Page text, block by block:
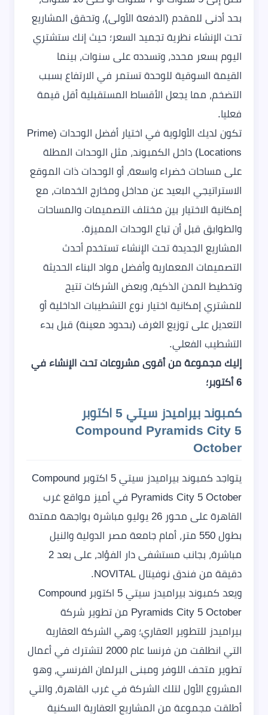
بحد أدنى للمقدم (الدفعة الأولى)، وتحقق المشاريع
تحت الإنشاء نظرية تجميد السعر؛ حيث إنك ستشتري
اليوم بسعر محدد، وتسدده على سنوات، بينما
القيمة السوقية للوحدة تستمر في الارتفاع بسبب
التضخم، مما يجعل الأقساط المستقبلية أقل قيمة
فعليا.
تكون لديك الأولوية في اختيار أفضل الوحدات (Prime
Locations) داخل الكمبوند، مثل الوحدات المطلة
على مساحات خضراء واسعة، أو الوحدات ذات الموقع
الاستراتيجي البعيد عن مداخل ومخارج الخدمات، مع
إمكانية الاختيار بين مختلف التصميمات والمساحات
والطوابق قبل أن تباع الوحدات المميزة.
المشاريع الجديدة تحت الإنشاء تستخدم أحدث
التصميمات المعمارية وأفضل مواد البناء الحديثة
وتخطيط المدن الذكية، وبعض الشركات تتيح
للمشتري إمكانية اختيار نوع التشطيبات الداخلية أو
التعديل على توزيع الغرف (بحدود معينة) قبل بدء
التشطيب الفعلي.
إليك مجموعة من أقوى مشروعات تحت الإنشاء في
6 أكتوبر؛
كمبوند بيراميدز سيتي 5 اكتوبر
Compound Pyramids City 5
October
يتواجد كمبوند بيراميدز سيتي 5 اكتوبر Compound
Pyramids City 5 October في أميز مواقع غرب
القاهرة على محور 26 يوليو مباشرة بواجهة ممتدة
بطول 550 متر، أمام جامعة مصر الدولية والنيل
مباشرة، بجانب مستشفى دار الفؤاد، على بعد 2
دقيقة من فندق نوفيتال NOVITAL.
ويعد
كمبوند بيراميدز سيتي 5 اكتوبر Compound
Pyramids City 5 October من تطوير شركة
بيراميدز للتطوير العقاري؛ وهي الشركة العقارية
التي انطلقت من فرنسا عام 2000 لتشترك في أعمال
تطوير متحف اللوفر ومبنى البرلمان الفرنسي، وهو
المشروع الأول لتلك الشركة في غرب القاهرة، والتي
أطلقت مجموعة من المشاريع العقارية السكنية